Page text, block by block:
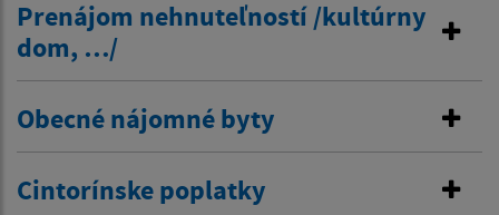
Prenájom nehnuteľností /kultúrny
dom, …/
Obecné nájomné byty
Cintorínske poplatky